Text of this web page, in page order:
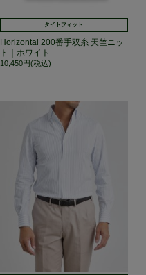
タイトフィット
Horizontal 200番手双糸 天竺ニッ
ト｜ホワイト
10,450円(税込)